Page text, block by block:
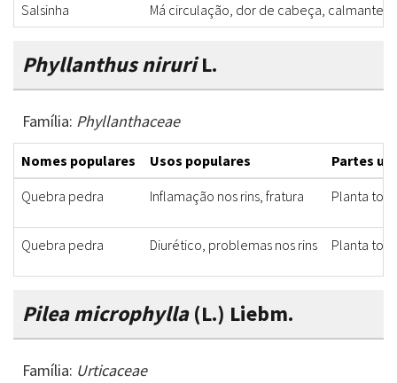
Salsinha
Má circulação, dor de cabeça, calmante
Phyllanthus niruriL.
Família: Phyllanthaceae
Nomes populares Usos populares
Partes
Quebra pedra
Inflamação nos rins, fratura Planta
Quebra pedra Diurético, problemas nos rins Planta
Pilea microphylla(L.) Liebm.
Família: Urticaceae